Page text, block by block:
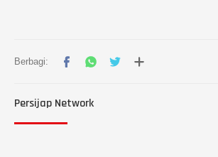
Persijap Network